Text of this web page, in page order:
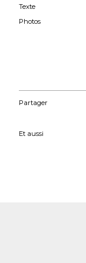
Texte
Photos
Partager
Et aussi